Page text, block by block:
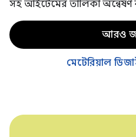
সহ আইটেমের তালিকা
আরও
মেটেরিয়াল